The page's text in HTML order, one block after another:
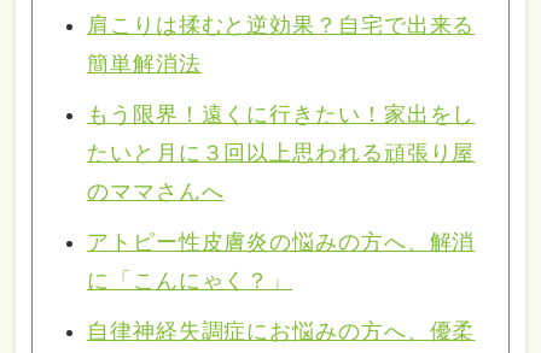
肩こりは揉むと逆効果？自宅で出来る
簡単解消法
もう限界！遠くに行きたい！家出をし
たいと月に３回以上思われる頑張り屋
のママさんへ
アトピー性皮膚炎の悩みの方へ、解消
に「こんにゃく？」
自律神経失調症にお悩みの方へ、優柔